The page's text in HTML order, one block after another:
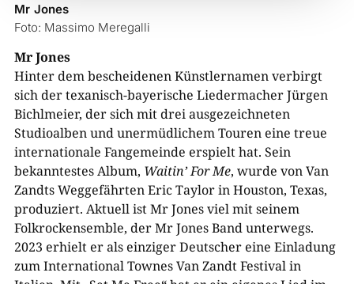
Mr Jones
Foto: Massimo Meregalli
Mr Jones
Hinter dem bescheidenen Künstlernamen verbirgt
sich der texanisch-bayerische Liedermacher Jürgen
Bichlmeier, der sich mit drei ausgezeichneten
Studioalben und unermüdlichem Touren eine treue
internationale Fangemeinde erspielt hat. Sein
bekanntestes Album, Waitin’ For Me, wurde von Van
Zandts Weggefährten Eric Taylor in Houston, Texas,
produziert. Aktuell ist Mr Jones viel mit seinem
Folkrockensemble, der Mr Jones Band unterwegs.
2023 erhielt er als einziger Deutscher eine Einladung
zum International Townes Van Zandt Festival in